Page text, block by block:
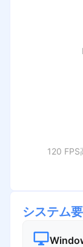
120 FPS
システム